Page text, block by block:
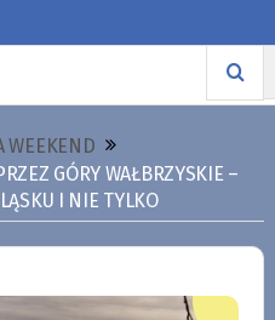
WEEKEND
GÓRY WAŁBRZYSKIE –
I NIE TYLKO